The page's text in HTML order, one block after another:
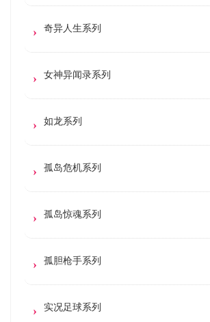
奇异人生系列
女神异闻录系列
如龙系列
孤岛危机系列
孤岛惊魂系列
孤胆枪手系列
实况足球系列